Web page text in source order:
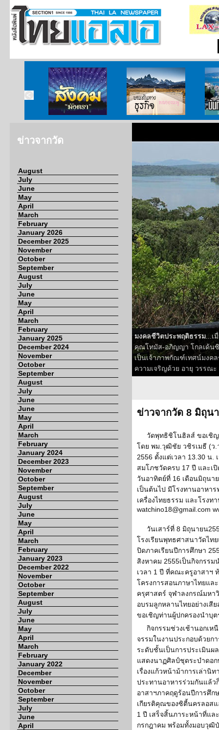
สังคมมังตรา บนเส้นทางธุรกิจ บั
ข่าวจากวัด
August
July
June
May
April
March
February
January 2026
December 2025
November
October
September
August
July
June
May
April
March
February
January 2025
December 2024
November
October
September
August
July
June
June
May
April
March
February
January 2024
December 2023
November
October
September
August
July
June
May
April
March
February
January 2023
December 2022
November
October
September
August
July
June
May
April
March
February
January 2022
December
November
October
September
July
June
April
มงคลชีวิตประพฤติธรรม ...
คุณโทมัส-อภิญญา โกลเด้น
เป็นเจ้าภาพกัณฑ์เทศน์มงค
ความเจริญด้วย อายุ วรรณ
ข่าวจากวัด 8 มิถุน
วัดพุทธิชิโนฮิลส์ ขอเชิ
โดย พม.วุฒิชัย วชิรเมธี (ว
2556 ตั้งแต่เวลา 13.30 น
สมโภชวัดครบ 17 ปี และเปิ
วันอาทิตย์ที่ 16 เดือนมิถุนา
เป็นต้นไป มีโรงทานอาหา
เครื่องไทยธรรม และโรงท
watchino18@gmail.com
วันเสาร์ที่ 8 มิถุนายน
โรงเรียนพุทธศาสนาวัดไท
ปิดภาคเรียนปีการศึกษา
สิงหาคม 2555เป็นกิจกรร
เวลา 1 ปี ที่คณะครูอาสาฯ
โครงการสอนภาษาไทยแล
ครุศาสตร์ จุฬาลงกรณ์มหา
อบรมลูกหลานไทยอย่างเสี
ขอเชิญท่านผู้ปกครองนำบุต
กิจกรรมช่วงเช้านอกเห
จรรมในงานประกอบด้วยก
ระดับชั้นเป็นการประเมินผ
แสดงนาฏศิลป์ชุดระบำดอ
เรื่องแก้วหน้าม้าการเล่านิ
ประทานอาหารร่วมกันแล้
อาสาฯภาคฤดูร้อนปีการศึก
เกียรติคุณของซิตี้นครลอส
1 ปี เสร็จสิ้นภาระหน้าที่แล
กรกฎาคม พร้อมทั้งมอบวุฒิ